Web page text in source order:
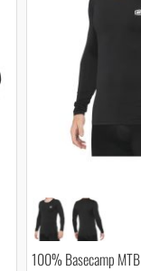
100% Basecamp